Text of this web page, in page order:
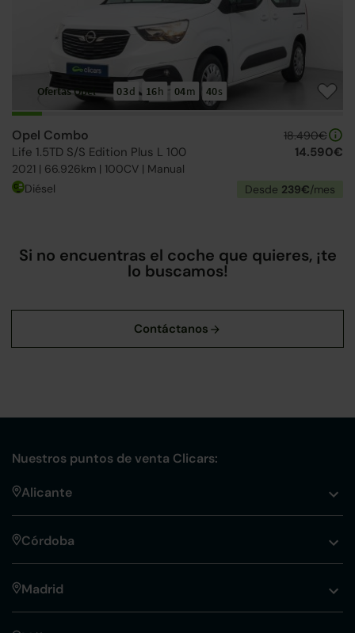
Ofertas Opel 03d 16h 04m 40s
Opel Combo
Life 1.5TD S/S Edition Plus L 100
2021 | 66.926km | 100CV | Manual
18.490€
14.590€
Diésel Desde 239€/mes
Si no encuentras el coche que quieres, ¡te
lo buscamos!
Nuestros puntos de venta Clicars:
Alicante
Córdoba
Madrid